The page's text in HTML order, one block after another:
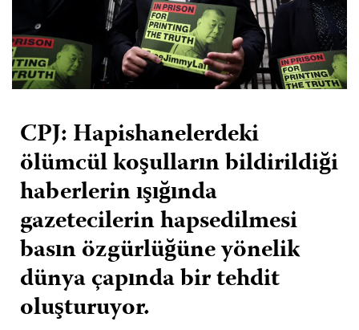
CPJ: Hapishanelerdeki
ölümcül koşulların bildirildiği
haberlerin ışığında
gazetecilerin hapsedilmesi
basın özgürlüğüne yönelik
dünya çapında bir tehdit
oluşturuyor.